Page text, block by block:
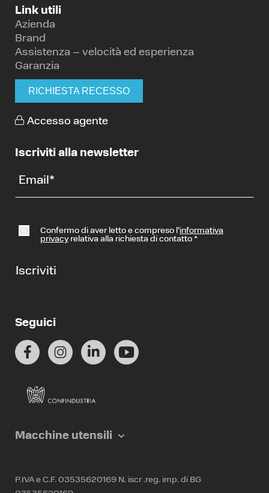
Link utili
Azienda
Brand
Assistenza – velocità ed esperienza
Garanzia
RICHIESTA RECESSO
Accesso agente
Iscriviti alla newsletter
Email *
Confermo di aver letto e compreso l’informativa
privacyrelativa alla richiesta di contatto *
Iscriviti
Seguici
Macchine utensili
P.IVA e C.F. 03535620169 N. iscr .reg. imp. di BG